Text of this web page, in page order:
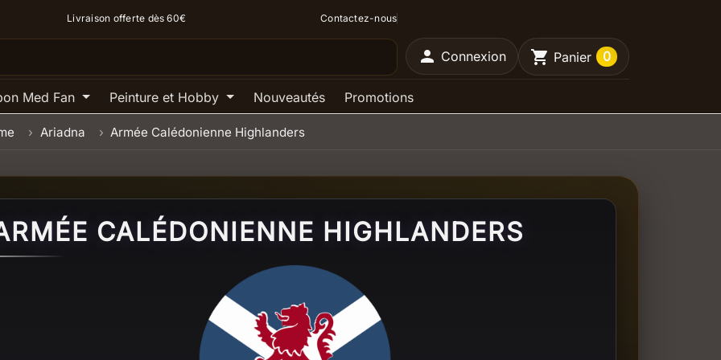
Livraison offerte dès 60€ Contactez-nous
 Connexion shopping_cart Panier 0
Med Fan Peinture et Hobby Nouveautés Promotions
Ariadna Armée Calédonienne Highlanders
CALÉDONIENNE HIGHLANDERS